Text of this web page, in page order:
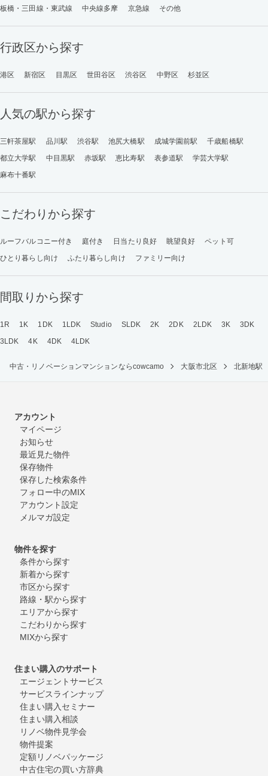
板橋・三田線・東武線
中央線多摩 京急線 その他
行政区から探す
港区 新宿区 目黒区 世田谷区 渋谷区 中野区 杉並区
人気の駅から探す
三軒茶屋駅 品川駅 渋谷駅 池尻大橋駅 成城学園前駅
千歳船橋駅
都立大学駅
中目黒駅 赤坂駅 恵比寿駅 表参道駅
学芸大学駅
麻布十番駅
こだわりから探す
ルーフバルコニー付き 庭付き 日当たり良好 眺望良好
ペット可
ひとり暮らし向け
ふたり暮らし向け ファミリー向け
間取りから探す
1R 1K 1DK 1LDK Studio SLDK 2K 2DK 2LDK 3K
3DK
3LDK
4K 4DK 4LDK
中古・リノベーションマンションならcowcamo 大阪市北区 北新地駅
アカウント
マイページ
お知らせ
最近見た物件
保存物件
保存した検索条件
フォロー中のMIX
アカウント設定
メルマガ設定
物件を探す
条件から探す
新着から探す
市区から探す
路線・駅から探す
エリアから探す
こだわりから探す
MIXから探す
住まい購入のサポート
エージェントサービス
サービスラインナップ
住まい購入セミナー
住まい購入相談
リノベ物件見学会
物件提案
定額リノベパッケージ
中古住宅の買い方辞典